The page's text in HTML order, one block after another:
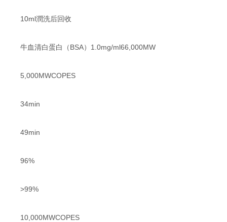
10ml潤洗后回收
牛血清白蛋白（BSA）1.0mg/ml66,000MW
5,000MWCOPES
34min
49min
96%
>99%
10,000MWCOPES